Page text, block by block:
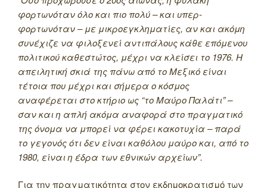
φορτωνόταν όλο και πιο πολύ – και υπερ-
φορτωνόταν – με μικροεγκληματίες, αν και ακόμη
συνέχιζε να φιλοξενεί αντιπάλους κάθε επόμενου
πολιτικού καθεστώτος, μέχρι να κλείσει το 1976. Η
απειλητική σκιά της πάνω από το Μεξικό είναι
τέτοια που μέχρι και σήμερα ο κόσμος
αναφέρεται στο κτήριο ως “το Μαύρο Παλάτι” –
σαν και η απλή ακόμα αναφορά στο πραγματικό
της όνομα να μπορεί να φέρει κακοτυχία – παρά
το γεγονός ότι δεν είναι καθόλου μαύρο και, από το
1980, είναι η έδρα των εθνικών αρχείων”.
Για την πραγματικότητα στον εκδημοκρατισμό των